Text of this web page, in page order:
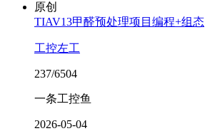
原创
TIAV13甲醛预处理项目编程+组态
工控左工
237/6504
一条工控鱼
2026-05-04